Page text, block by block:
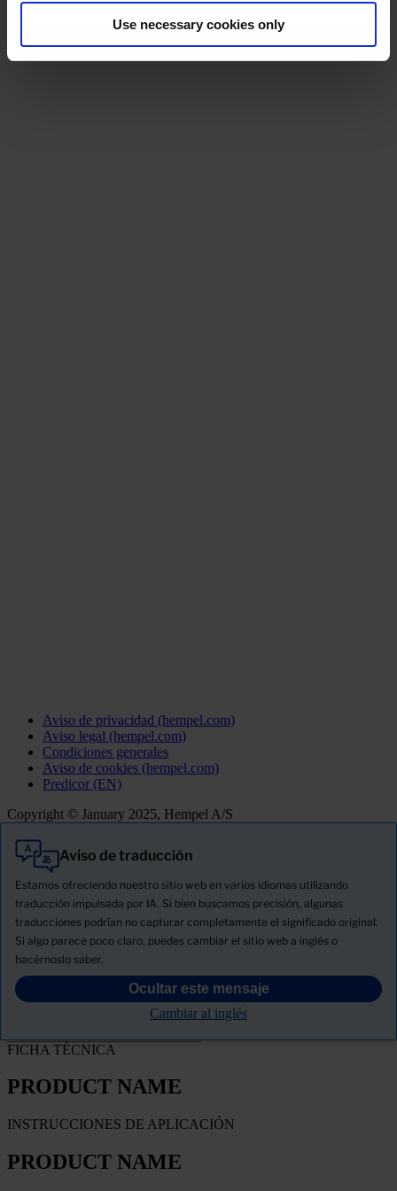
Use necessary cookies only
Aviso de privacidad (hempel.com)
Aviso legal (hempel.com)
Condiciones generales
Aviso de cookies (hempel.com)
Predicor (EN)
Copyright © January 2025, Hempel A/S
Aviso de traducción
Estamos ofreciendo nuestro sitio web en varios idiomas utilizando
traducción impulsada por IA. Si bien buscamos precisión, algunas
traducciones podrían no capturar completamente el significado original.
Si algo parece poco claro, puedes cambiar el sitio web a inglés o
hacérnoslo saber.
Ocultar este mensaje
Cambiar al inglés
Todo
Productos
Descargue la ficha de seguridad del producto
PRODUCT NAME
FILTRO
FICHA TÉCNICA
PRODUCT NAME
INSTRUCCIONES DE APLICACIÓN
PRODUCT NAME